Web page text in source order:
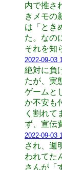
内で推さ
きメモの
は「とき
た。なの
それを知
2022-09-03
絶対に負
たが、実
ゲームと
か不安も
く割れて
ず、宣伝
2022-09-03
され、週
われてた
さんが「